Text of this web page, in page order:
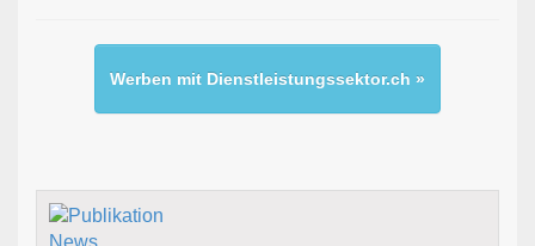
Werben mit Dienstleistungssektor.ch »